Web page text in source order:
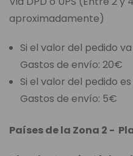
aproximadamente)
Si el valor del pedido
Gastos de envío: 20€
Si el valor del pedido
Gastos de envío: 5€
Países de la Zona 2 -